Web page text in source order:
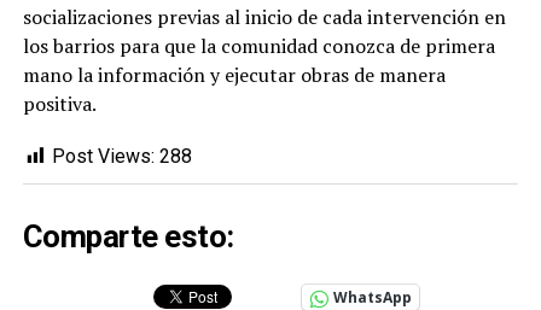
socializaciones previas al inicio de cada intervención en
los barrios para que la comunidad conozca de primera
mano la información y ejecutar obras de manera
positiva.
Post Views: 288
Comparte esto:
WhatsApp